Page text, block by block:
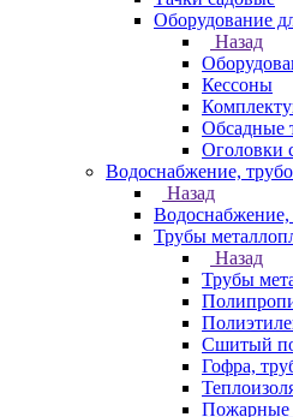
Оборудование
Назад
Кессоны
Обсадные
Оголовки
Водоснабжение,
Назад
Водоснабжение,
Трубы
Назад
Трубы
Сшитый
Гофра,
Пожарные